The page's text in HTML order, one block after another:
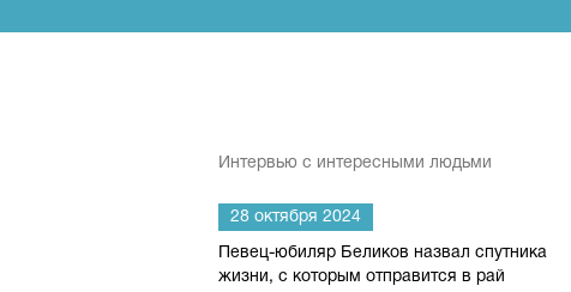
Интервью с интересными людьми
28 октября 2024
Певец-юбиляр Беликов назвал спутника
жизни, с которым отправится в рай